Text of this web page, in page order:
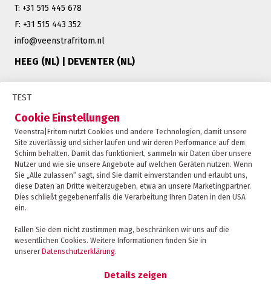
TEST
Cookie Einstellungen
Veenstra|Fritom nutzt Cookies und andere Technologien, damit unsere
Site zuverlässig und sicher laufen und wir deren Performance auf dem
Schirm behalten. Damit das funktioniert, sammeln wir Daten über unsere
Nutzer und wie sie unsere Angebote auf welchen Geräten nutzen. Wenn
Sie „Alle zulassen“ sagt, sind Sie damit einverstanden und erlaubt uns,
diese Daten an Dritte weiterzugeben, etwa an unsere Marketingpartner.
Dies schließt gegebenenfalls die Verarbeitung Ihren Daten in den USA
ein.
Fallen Sie dem nicht zustimmen mag, beschränken wir uns auf die
wesentlichen Cookies. Weitere Informationen finden Sie in
unserer Datenschutzerklärung.
Details zeigen
T: +31 515 445 678
F: +31 515 443 352
info@veenstrafritom.nl
HEEG (NL) | DEVENTER (NL)
CERTIFICATION VEENSTRA|FRITOM